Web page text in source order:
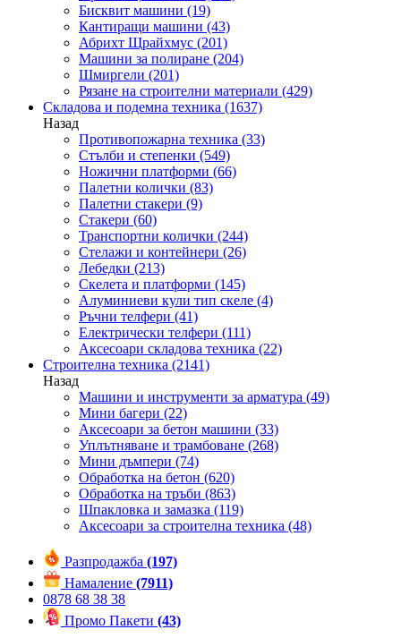
Бисквит машини (19)
Кантиращи машини (43)
Абрихт Щрайхмус (201)
Машини за полиране (204)
Шмиргели (201)
Рязане на строителни материали (429)
Складова и подемна техника (1637)
Назад
Противопожарна техника (33)
Стълби и степенки (549)
Ножични платформи (66)
Палетни колички (83)
Палетни стакери (9)
Стакери (60)
Транспортни колички (244)
Стелажи и контейнери (26)
Лебедки (213)
Скелета и платформи (145)
Алуминиеви кули тип скеле (4)
Ръчни телфери (41)
Електрически телфери (111)
Аксесоари складова техника (22)
Строителна техника (2141)
Назад
Машини и инструменти за арматура (49)
Мини багери (22)
Аксесоари за бетон машини (33)
Уплътняване и трамбоване (268)
Мини дъмпери (74)
Обработка на бетон (620)
Обработка на тръби (863)
Шпакловка и замазка (119)
Аксесоари за строителна техника (48)
Разпродажба (197)
Намаление (7911)
0878 68 38 38
Промо Пакети (43)